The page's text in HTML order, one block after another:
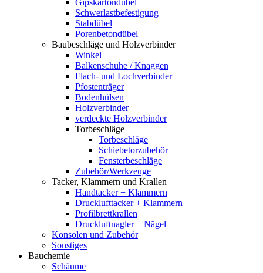
Gipskartondübel
Schwerlastbefestigung
Stabdübel
Porenbetondübel
Baubeschläge und Holzverbinder
Winkel
Balkenschuhe / Knaggen
Flach- und Lochverbinder
Pfostenträger
Bodenhülsen
Holzverbinder
verdeckte Holzverbinder
Torbeschläge
Torbeschläge
Schiebetorzubehör
Fensterbeschläge
Zubehör/Werkzeuge
Tacker, Klammern und Krallen
Handtacker + Klammern
Drucklufttacker + Klammern
Profilbrettkrallen
Druckluftnagler + Nägel
Konsolen und Zubehör
Sonstiges
Bauchemie
Schäume